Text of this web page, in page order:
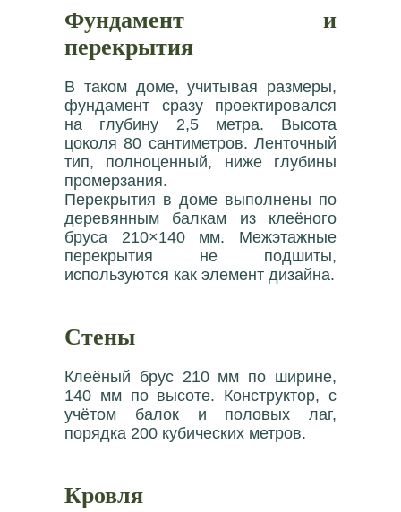
Фундамент и
перекрытия
В таком доме, учитывая размеры,
фундамент сразу проектировался
на глубину 2,5 метра. Высота
цоколя 80 сантиметров. Ленточный
тип, полноценный, ниже глубины
промерзания.
Перекрытия в доме выполнены по
деревянным балкам из клеёного
бруса 210×140 мм. Межэтажные
перекрытия не подшиты,
используются как элемент дизайна.
Стены
Клеёный брус 210 мм по ширине,
140 мм по высоте. Конструктор, с
учётом балок и половых лаг,
порядка 200 кубических метров.
Кровля